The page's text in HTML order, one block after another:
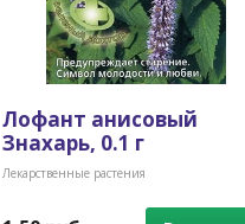
Лофант анисовый
Знахарь, 0.1 г
Лекарственные растения